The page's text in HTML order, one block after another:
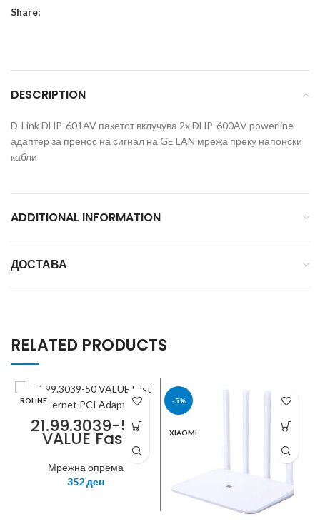
Share:
DESCRIPTION
D-Link DHP-601AV пакетот вклучува 2x DHP-600AV powerline
адаптер за пренос на сигнал на GE LAN мрежа преку напонски
кабли
ADDITIONAL INFORMATION
ДОСТАВА
RELATED PRODUCTS
ROLINE
21.99.3039-50
VALUE Fast
Ethernet PCI
Adapter
Мрежна опрема
352ден
-5%
XIAOMI